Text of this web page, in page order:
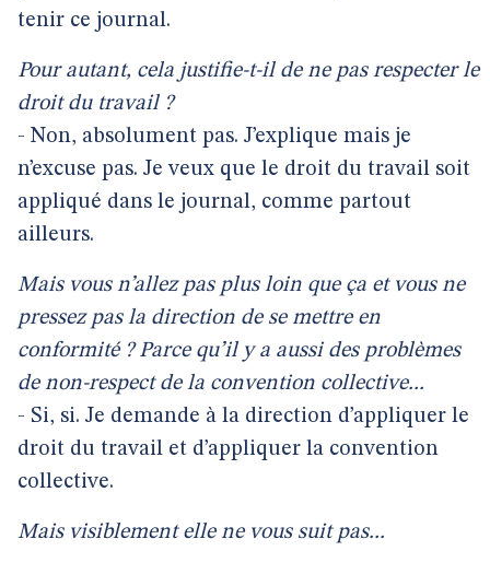
tenir ce journal.
Pour autant, cela justifie-t-il de ne pas respecter le
droit du travail ?
- Non, absolument pas. J’explique mais je
n’excuse pas. Je veux que le droit du travail soit
appliqué dans le journal, comme partout
ailleurs.
Mais vous n’allez pas plus loin que ça et vous ne
pressez pas la direction de se mettre en
conformité ? Parce qu’il y a aussi des problèmes
de non-respect de la convention collective...
- Si, si. Je demande à la direction d’appliquer le
droit du travail et d’appliquer la convention
collective.
Mais visiblement elle ne vous suit pas...